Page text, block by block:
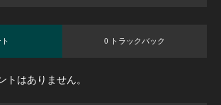
0 トラックバック
トはありません。